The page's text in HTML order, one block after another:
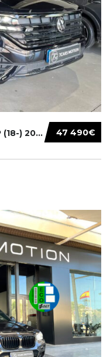
47 490€
VOLKSWAGEN TOUAREG (CR) 5P (18-) 2021...